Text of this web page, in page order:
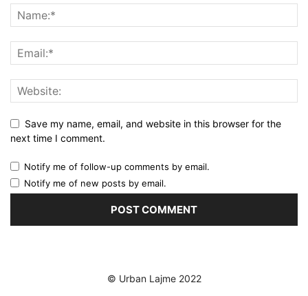
Save my name, email, and website in this browser for the
next time I comment.
Notify me of follow-up comments by email.
Notify me of new posts by email.
© Urban Lajme 2022